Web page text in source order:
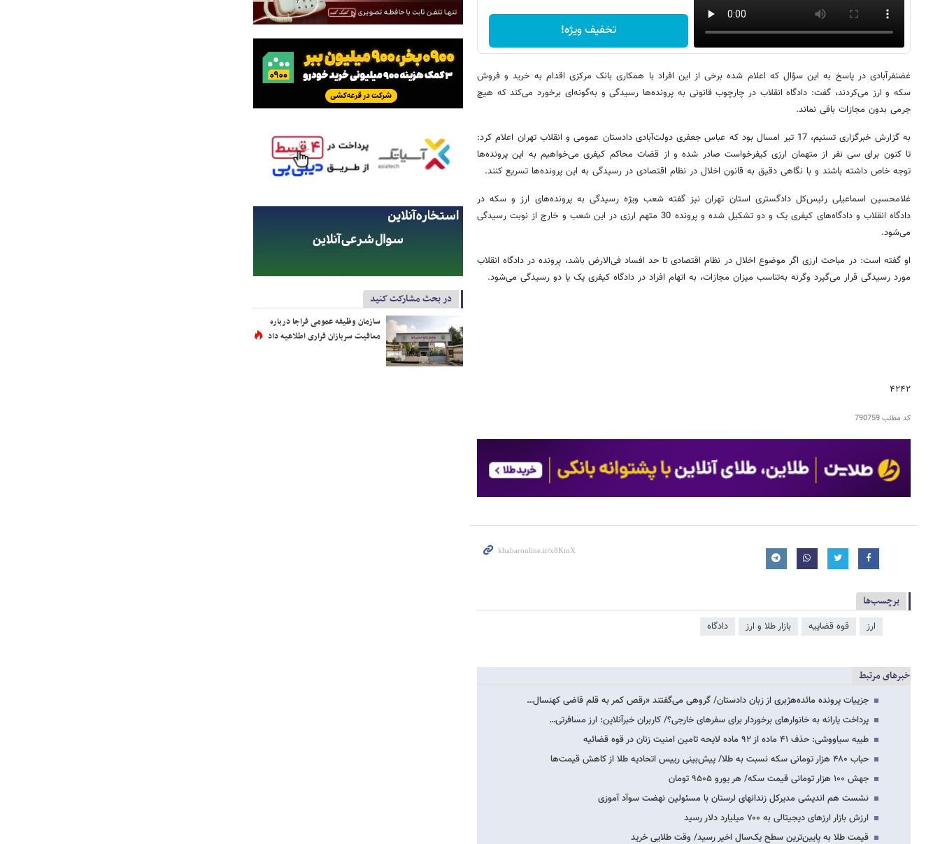
تخفیف ویژه!
غضنفرآبادی در پاسخ به این سؤال که اعلام شده برخی از این افراد با همکاری بانک مرکزی اقدام به خرید و فروش
سکه و ارز می‌کردند، گفت: دادگاه انقلاب در چارچوب قانونی به پرونده‌ها رسیدگی و به‌گونه‌ای برخورد می‌کند که هیچ
جرمی بدون مجازات باقی نماند.
به گزارش خبرگزاری تسنیم، 17 تیر امسال بود که عباس جعفری دولت‌آبادی دادستان عمومی و انقلاب تهران اعلام کرد:
تا کنون برای سی نفر از متهمان ارزی کیفرخواست صادر شده و از قضات محاکم کیفری می‌خواهیم به این پرونده‌ها
توجه خاص داشته باشند و با نگاهی دقیق به قانون اخلال در نظام اقتصادی در رسیدگی به این پرونده‌ها تسریع کنند.
غلامحسین اسماعیلی رئیس‌کل دادگستری استان تهران نیز گفته شعب ویژه رسیدگی به پرونده‌های ارز و سکه در
دادگاه‌ انقلاب و دادگاه‌های کیفری یک و دو تشکیل شده و پرونده 30 متهم ارزی در این شعب و خارج از نوبت رسیدگی
می‌شود.
او گفته است: در مباحث ارزی اگر موضوع اخلال در نظام اقتصادی تا حد افساد فی‌الارض باشد، پرونده در دادگاه انقلاب
مورد رسیدگی قرار می‌گیرد وگرنه به‌تناسب میزان مجازات، به اتهام افراد در دادگاه کیفری یک یا دو رسیدگی می‌شود.
۴۲۴۲
کد مطلب790759
برچسب‌ها
ارز قوه قضاییه بازار طلا و ارز دادگاه
خبرهای مرتبط
جزییات پرونده مائده‌هژبری از زبان دادستان/ گروهی می‌گفتند «رقص کمر به قلم قاضی کهنسال…
پرداخت یارانه به خانوارهای برخوردار برای سفرهای خارجی؟/ کاربران خبرآنلاین: ارز مسافرتی…
طیبه سیاووشی: حذف ۴۱ ماده از ۹۲ ماده لایحه تامین امنیت زنان در قوه قضائیه
حباب ۴۸۰ هزار تومانی سکه نسبت به طلا/ پیش‌بینی رییس اتحادیه طلا از کاهش قیمت‌ها
جهش ۱۰۰ هزار تومانی قیمت سکه/ هر یورو ۹۵۰۵ تومان
نشست هم اندیشی مدیرکل زندانهای لرستان با مسئولین نهضت سوآد آموزی
ارزش بازار ارزهای دیجیتالی به ۷۰۰ میلیارد دلار رسید
قیمت طلا به پایین‌ترین سطح یک‌سال اخیر رسید/ وقت طلایی خرید
در بحث مشارکت کنید
سازمان وظیفه عمومی فراجا درباره
معافیت سربازان فراری اطلاعیه داد